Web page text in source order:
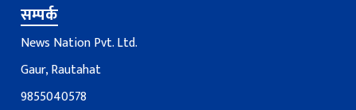
सम्पर्क
News Nation Pvt. Ltd.
Gaur, Rautahat
9855040578